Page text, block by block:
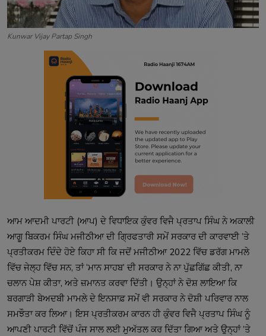
Kunwar Vijay Partap Singh
ਆਮ ਆਦਮੀ ਪਾਰਟੀ (ਆਪ) ਦੇ ਵਿਧਾਇਕ ਕੁੰਵਰ ਵਿਜੈ ਪ੍ਰਤਾਪ ਸਿੰਘ ਨੇ ਅਕਾਲੀ
ਆਗੂ ਬਿਕਰਮ ਸਿੰਘ ਮਜੀਠੀਆ ਦੀ ਗ੍ਰਿਫਤਾਰੀ ਸਮੇਂ ਸਰਕਾਰ ਦੀ ਕਾਰਵਾਈ ’ਤੇ
ਪ੍ਰਤੀਕਰਮ ਦਿੰਦੇ ਹੋਏ ਕਿਹਾ ਸੀ ਕਿ ਜਦੋਂ ਮਜੀਠੀਆ 2022 ਵਿੱਚ ਡਰੱਗ ਮਾਮਲੇ
ਵਿੱਚ ਜੇਲ੍ਹ ਵਿੱਚ ਸਨ, ਤਾਂ ‘ਮਾਨ ਸਾਹਬ’ ਦੀ ਸਰਕਾਰ ਨੇ ਨਾ ਪੁੱਛਗਿੱਛ ਕੀਤੀ, ਨਾ
ਚਲਾਨ ਪੇਸ਼ ਕੀਤਾ, ਅਤੇ ਜ਼ਮਾਨਤ ਕਰਵਾ ਦਿੱਤੀ। ਉਨ੍ਹਾਂ ਨੇ ਦੋਸ਼ ਲਾਇਆ ਕਿ
ਬਰਗਾੜੀ ਬੇਅਦਬੀ ਮਾਮਲੇ ਦੇ ਇਨਸਾਫ਼ ਸਮੇਂ ਵੀ ਸਰਕਾਰ ਨੇ ਦੋਸ਼ੀ ਪਰਿਵਾਰ ਨਾਲ
ਸਮਝੌਤਾ ਕਰ ਲਿਆ। ਇਸ ਪ੍ਰਤੀਕਰਮ ਕਾਰਨ ਹੀ ਕੁੰਵਰ ਵਿਜੈ ਪ੍ਰਤਾਪ ਸਿੰਘ ਨੂੰ
ਆਪਣੀ ਪਾਰਟੀ ਵਿੱਚੋਂ ਪੰਜ ਸਾਲ ਲਈ ਮੁਅੱਤਲ ਕਰ ਦਿੱਤਾ ਗਿਆ ਅਤੇ ਉਨ੍ਹਾਂ ’ਤੇ